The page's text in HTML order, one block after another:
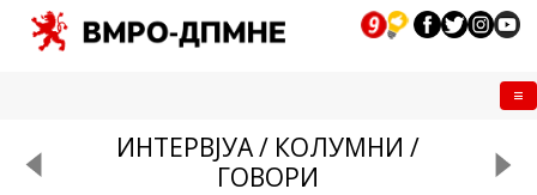
ИНТЕРВЈУА / КОЛУМНИ /
ГОВОРИ